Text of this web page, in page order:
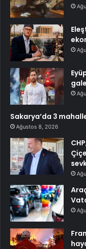
Sakarya’da 3
Ağustos 8, 2026